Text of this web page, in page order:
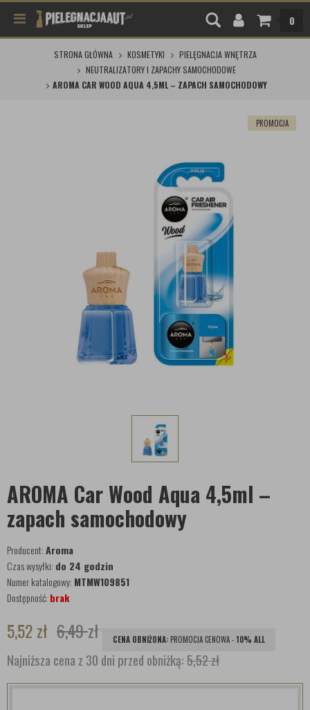
0
STRONA GŁÓWNA KOSMETYKI
PIELĘGNACJA WNĘTRZA
NEUTRALIZATORY I ZAPACHY SAMOCHODOWE
AROMA CAR WOOD AQUA 4,5ML – ZAPACH SAMOCHODOWY
PROMOCJA
AROMA Car Wood Aqua 4,5ml –
zapach samochodowy
Producent:Aroma
Czas wysyłki: do 24 godzin
Numer katalogowy: MTMW109851
Dostępność: brak
5,52zł 6,49zł CENA OBNIŻONA: PROMOCJA CENOWA -10% ALL
Najniższa cena z 30 dni przed obniżką:5,52 zł